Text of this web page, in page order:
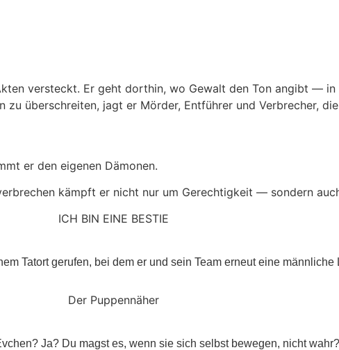
versteckt. Er geht dorthin, wo Gewalt den Ton angibt —
überschreiten, jagt er Mörder, Entführer und Verbrecher,
er den eigenen Dämonen.
kämpft er nicht nur um Gerechtigkeit — sondern
ICH BIN EINE BESTIE
Tatort gerufen, bei dem er und sein Team erneut eine
Der Puppennäher
Ja? Du magst es, wenn sie sich selbst bewegen, nicht